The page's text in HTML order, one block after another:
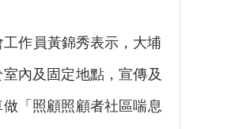
作員黃錦秀表示，大埔
內及固定地點，宣傳及
「照顧照顧者社區喘息